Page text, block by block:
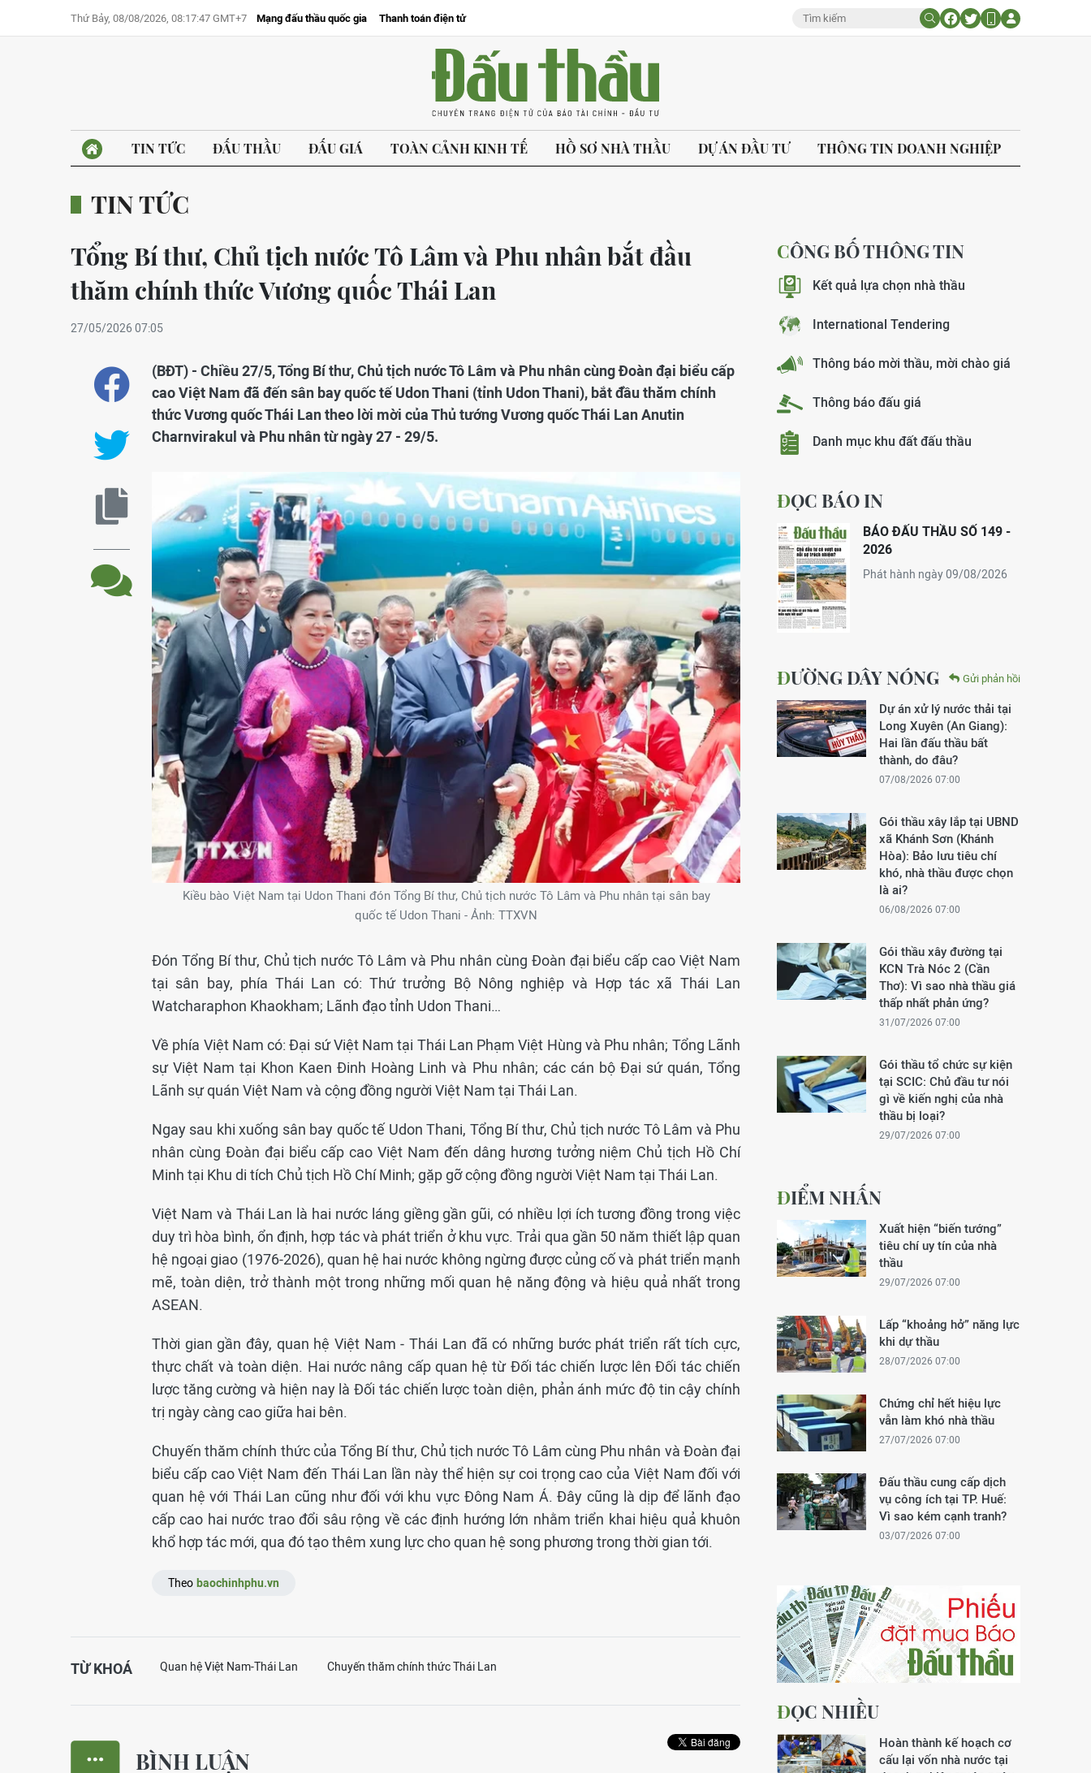
Thứ Bảy, 08/08/2026, 08:17:47 GMT+7 Mạng đấu thầu quốc gia Thanh toán điện tử
TIN TỨC ĐẤU THẦU ĐẤU GIÁ TOÀN CẢNH KINH TẾ HỒ SƠ NHÀ THẦU DỰ ÁN ĐẦU TƯ THÔNG TIN DOANH NGHIỆP
TIN TỨC
Tổng Bí thư, Chủ tịch nước Tô Lâm và Phu nhân bắt đầu
thăm chính thức Vương quốc Thái Lan
27/05/2026 07:05
(BĐT) - Chiều 27/5, Tổng Bí thư, Chủ tịch nước Tô Lâm và Phu nhân cùng Đoàn đại biểu cấp
cao Việt Nam đã đến sân bay quốc tế Udon Thani (tỉnh Udon Thani), bắt đầu thăm chính
thức Vương quốc Thái Lan theo lời mời của Thủ tướng Vương quốc Thái Lan Anutin
Charnvirakul và Phu nhân từ ngày 27 - 29/5.
Kiều bào Việt Nam tại Udon Thani đón Tổng Bí thư, Chủ tịch nước Tô Lâm và Phu nhân tại sân bay
quốc tế Udon Thani - Ảnh: TTXVN
Đón Tổng Bí thư, Chủ tịch nước Tô Lâm và Phu nhân cùng Đoàn đại biểu cấp cao Việt Nam
tại sân bay, phía Thái Lan có: Thứ trưởng Bộ Nông nghiệp và Hợp tác xã Thái Lan
Watcharaphon Khaokham; Lãnh đạo tỉnh Udon Thani…
Về phía Việt Nam có: Đại sứ Việt Nam tại Thái Lan Phạm Việt Hùng và Phu nhân; Tổng Lãnh
sự Việt Nam tại Khon Kaen Đinh Hoàng Linh và Phu nhân; các cán bộ Đại sứ quán, Tổng
Lãnh sự quán Việt Nam và cộng đồng người Việt Nam tại Thái Lan.
Ngay sau khi xuống sân bay quốc tế Udon Thani, Tổng Bí thư, Chủ tịch nước Tô Lâm và Phu
nhân cùng Đoàn đại biểu cấp cao Việt Nam đến dâng hương tưởng niệm Chủ tịch Hồ Chí
Minh tại Khu di tích Chủ tịch Hồ Chí Minh; gặp gỡ cộng đồng người Việt Nam tại Thái Lan.
Việt Nam và Thái Lan là hai nước láng giềng gần gũi, có nhiều lợi ích tương đồng trong việc
duy trì hòa bình, ổn định, hợp tác và phát triển ở khu vực. Trải qua gần 50 năm thiết lập quan
hệ ngoại giao (1976-2026), quan hệ hai nước không ngừng được củng cố và phát triển mạnh
mẽ, toàn diện, trở thành một trong những mối quan hệ năng động và hiệu quả nhất trong
ASEAN.
Thời gian gần đây, quan hệ Việt Nam - Thái Lan đã có những bước phát triển rất tích cực,
thực chất và toàn diện. Hai nước nâng cấp quan hệ từ Đối tác chiến lược lên Đối tác chiến
lược tăng cường và hiện nay là Đối tác chiến lược toàn diện, phản ánh mức độ tin cậy chính
trị ngày càng cao giữa hai bên.
Chuyến thăm chính thức của Tổng Bí thư, Chủ tịch nước Tô Lâm cùng Phu nhân và Đoàn đại
biểu cấp cao Việt Nam đến Thái Lan lần này thể hiện sự coi trọng cao của Việt Nam đối với
quan hệ với Thái Lan cũng như đối với khu vực Đông Nam Á. Đây cũng là dịp để lãnh đạo
cấp cao hai nước trao đổi sâu rộng về các định hướng lớn nhằm triển khai hiệu quả khuôn
khổ hợp tác mới, qua đó tạo thêm xung lực cho quan hệ song phương trong thời gian tới.
Theo baochinhphu.vn
TỪ KHOÁ Quan hệ Việt Nam-Thái Lan Chuyến thăm chính thức Thái Lan
BÌNH LUẬN
CÔNG BỐ THÔNG TIN
Kết quả lựa chọn nhà thầu
International Tendering
Thông báo mời thầu, mời chào giá
Thông báo đấu giá
Danh mục khu đất đấu thầu
ĐỌC BÁO IN
BÁO ĐẤU THẦU SỐ 149 -
2026
Phát hành ngày 09/08/2026
ĐƯỜNG DÂY NÓNG Gửi phản hồi
Dự án xử lý nước thải tại
Long Xuyên (An Giang):
Hai lần đấu thầu bất
thành, do đâu?
07/08/2026 07:00
Gói thầu xây lắp tại UBND
xã Khánh Sơn (Khánh
Hòa): Bảo lưu tiêu chí
khó, nhà thầu được chọn
là ai?
06/08/2026 07:00
Gói thầu xây đường tại
KCN Trà Nóc 2 (Cần
Thơ): Vì sao nhà thầu giá
thấp nhất phản ứng?
31/07/2026 07:00
Gói thầu tổ chức sự kiện
tại SCIC: Chủ đầu tư nói
gì về kiến nghị của nhà
thầu bị loại?
29/07/2026 07:00
ĐIỂM NHẤN
Xuất hiện “biến tướng”
tiêu chí uy tín của nhà
thầu
29/07/2026 07:00
Lấp “khoảng hở” năng lực
khi dự thầu
28/07/2026 07:00
Chứng chỉ hết hiệu lực
vẫn làm khó nhà thầu
27/07/2026 07:00
Đấu thầu cung cấp dịch
vụ công ích tại TP. Huế:
Vì sao kém cạnh tranh?
03/07/2026 07:00
ĐỌC NHIỀU
Hoàn thành kế hoạch cơ
cấu lại vốn nhà nước tại